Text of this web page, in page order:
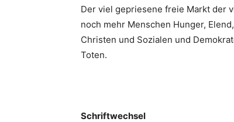
Der viel gepriesene freie Markt der
noch mehr Menschen Hunger,
Christen und Sozialen und
Toten.
Schriftwechsel